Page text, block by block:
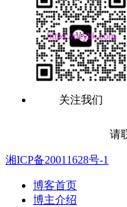
关注我们
请
湘ICP备20011628号-1
博客首页
博主介绍